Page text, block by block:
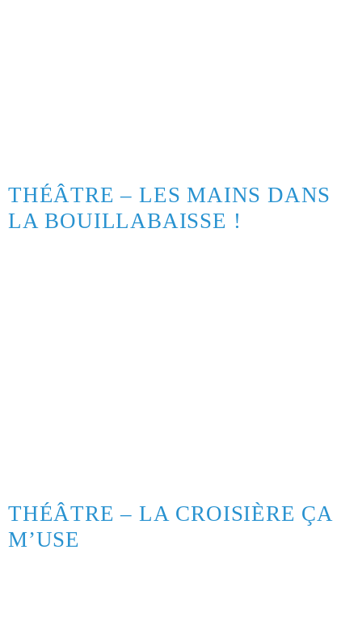
THÉÂTRE – LES MAINS DANS
LA BOUILLABAISSE !
THÉÂTRE – LA CROISIÈRE ÇA
M’USE